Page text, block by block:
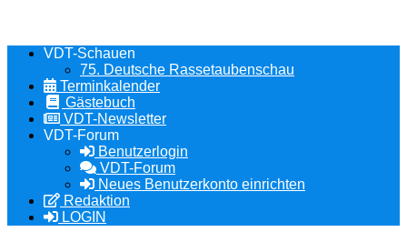
VDT-Schauen
75. Deutsche Rassetaubenschau
Terminkalender
Gästebuch
VDT-Newsletter
VDT-Forum
Benutzerlogin
VDT-Forum
Neues Benutzerkonto einrichten
Redaktion
LOGIN